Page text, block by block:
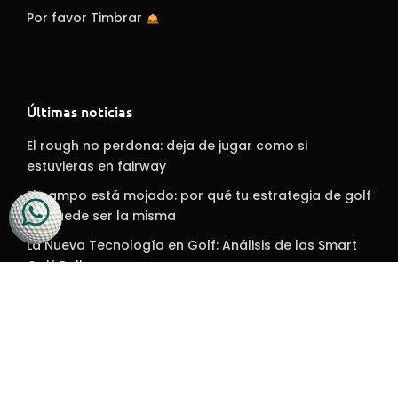
Por favor Timbrar
Últimas noticias
El rough no perdona: deja de jugar como si
estuvieras en fairway
El campo está mojado: por qué tu estrategia de golf
no puede ser la misma
La Nueva Tecnología en Golf: Análisis de las Smart
Golf Balls